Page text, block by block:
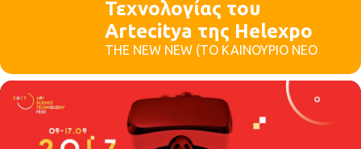
Τεχνολογίας του
Artecitya της Helexpo
THE NEW NEW (ΤΟ ΚΑΙΝΟΥΡΙΟ ΝΕΟ